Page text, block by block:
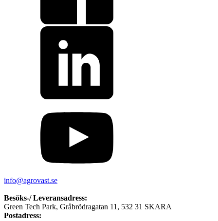
info@agrovast.se
Besöks-/ Leveransadress:
Green Tech Park, Gråbrödragatan 11, 532 31 SKARA
Postadress: